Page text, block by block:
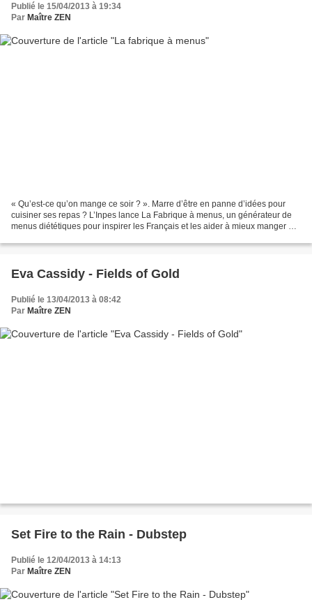
Publié le 15/04/2013 à 19:34
Par Maître ZEN
« Qu’est-ce qu’on mange ce soir ? ». Marre d’être en panne d’idées pour
cuisiner ses repas ? L’Inpes lance La Fabrique à menus, un générateur de
menus diététiques pour inspirer les Français et les aider à mieux manger au
Eva Cassidy - Fields of Gold
Publié le 13/04/2013 à 08:42
Par Maître ZEN
Set Fire to the Rain - Dubstep
Publié le 12/04/2013 à 14:13
Par Maître ZEN